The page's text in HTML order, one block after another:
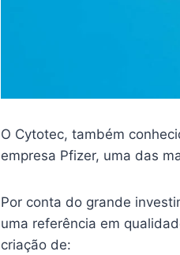
O Cytotec, também
empresa Pfizer, uma das
Por conta do grande
uma referência em
criação de: